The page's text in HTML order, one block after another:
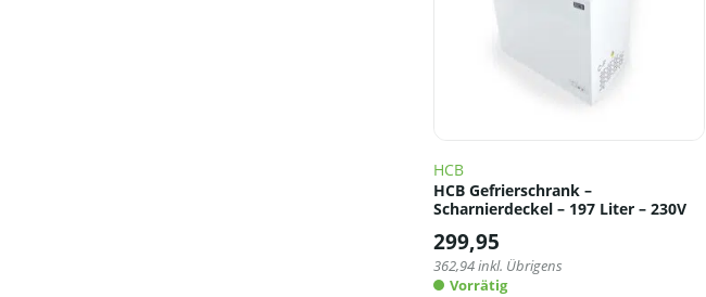
HCB
HCB Gefrierschrank –
Scharnierdeckel – 197 Liter – 230V
299,95
362,94inkl. Übrigens
Vorrätig